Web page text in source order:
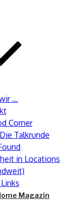
…
Corner
Talkrunde
in Locations
Magazin